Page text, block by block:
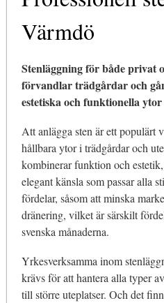
Värmdö
Stenläggning för både privat
förvandlar trädgårdar och
estetiska och funktionella
Att anlägga sten är ett populärt
hållbara ytor i trädgårdar och
kombinerar funktion och
elegant känsla som passar alla
fördelar, såsom att minska
dränering, vilket är särskilt
svenska månaderna.
Yrkesverksamma inom
krävs för att hantera alla typer
till större uteplatser. Och det